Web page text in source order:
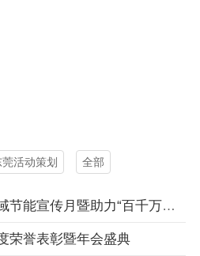
莞活动策划 全部
上一篇：2025年建筑领域节能宣传月暨助力“百千万工程”亲子公益徒步活动
荣誉表彰暨年会盛典